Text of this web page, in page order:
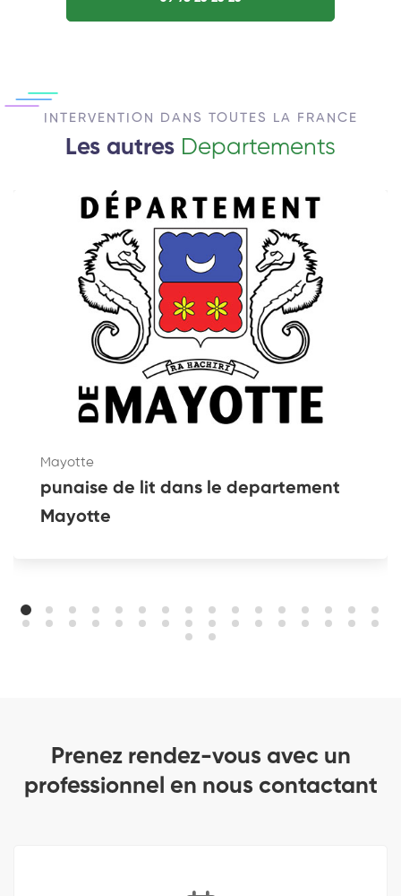
INTERVENTION DANS TOUTES LA FRANCE
Les autres Departements
Mayotte
punaise de lit dans le departement
Mayotte
Prenez rendez-vous avec un
professionnel en nous contactant